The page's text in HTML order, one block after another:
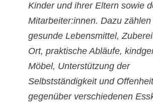
Kinder und ihrer Eltern sowie
Mitarbeiter:innen. Dazu
gesunde Lebensmittel,
Ort, praktische Abläufe,
Möbel, Unterstützung der
Selbstständigkeit und Offenheit
gegenüber verschiedenen